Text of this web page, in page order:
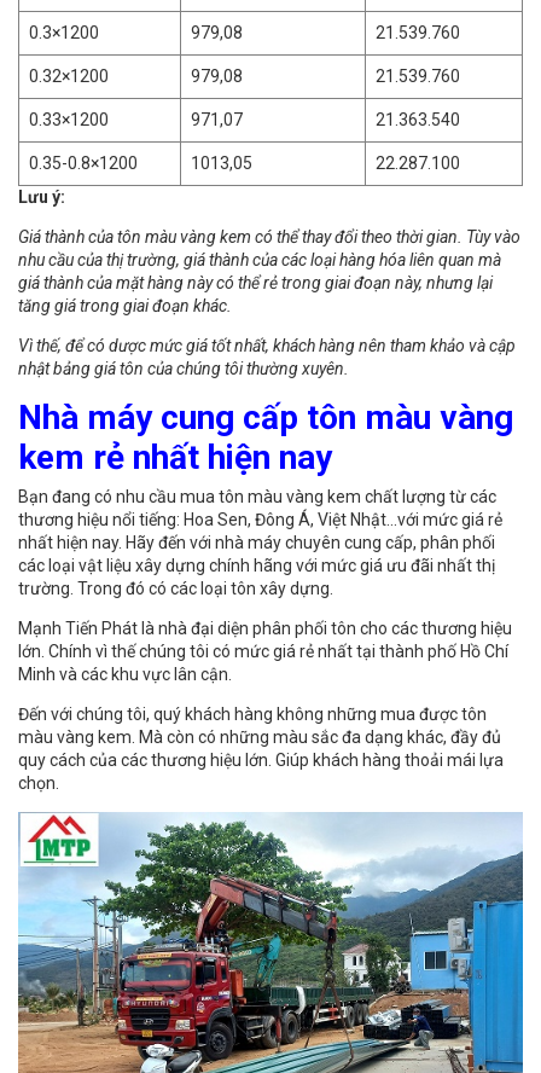
0.3×1200 979,08 21.539.760
0.32×1200 979,08 21.539.760
0.33×1200 971,07 21.363.540
0.35-0.8×1200 1013,05
22.287.100
Lưu ý:
Giá thành của tôn màu vàng kem có thể thay đổi theo thời gian. Tùy vào
nhu cầu của thị trường, giá thành của các loại hàng hóa liên quan mà
giá thành của mặt hàng này có thể rẻ trong giai đoạn này, nhưng lại
tăng giá trong giai đoạn khác.
Vì thế, để có dược mức giá tốt nhất, khách hàng nên tham khảo và cập
nhật bảng giá tôn của chúng tôi thường xuyên.
Nhà máy cung cấp tôn màu vàng
kem rẻ nhất hiện nay
Bạn đang có nhu cầu mua tôn màu vàng kem chất lượng từ các
thương hiệu nổi tiếng: Hoa Sen, Đông Á, Việt Nhật…với mức giá rẻ
nhất hiện nay. Hãy đến với nhà máy chuyên cung cấp, phân phối
các loại vật liệu xây dựng chính hãng với mức giá ưu đãi nhất thị
trường. Trong đó có các loại tôn xây dựng.
Mạnh Tiến Phát là nhà đại diện phân phối tôn cho các thương hiệu
lớn. Chính vì thế chúng tôi có mức giá rẻ nhất tại thành phố Hồ Chí
Minh và các khu vực lân cận.
Đến với chúng tôi, quý khách hàng không những mua được tôn
màu vàng kem. Mà còn có những màu sắc đa dạng khác, đầy đủ
quy cách của các thương hiệu lớn. Giúp khách hàng thoải mái lựa
chọn.